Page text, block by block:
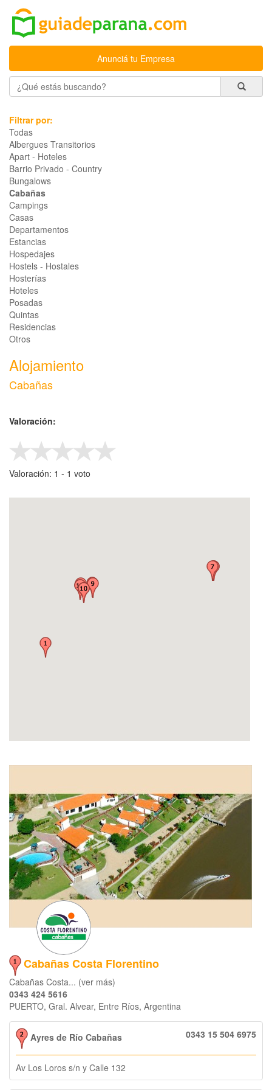
Anunciá tu Empresa
Filtrar por:
Todas
Albergues Transitorios
Apart - Hoteles
Barrio Privado - Country
Bungalows
Cabañas
Campings
Casas
Departamentos
Estancias
Hospedajes
Hostels - Hostales
Hosterías
Hoteles
Posadas
Quintas
Residencias
Otros
Alojamiento
Cabañas
Valoración:
Valoración: 1 - ‎1 voto
Cabañas Costa Florentino
Cabañas Costa... (ver más)
0343 424 5616
PUERTO, Gral. Alvear, Entre Ríos, Argentina
Ayres de Río Cabañas 0343 15 504 6975
Av Los Loros s/n y Calle 132